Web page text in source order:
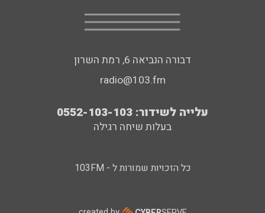
דבורה הנביאה 6, רמת השרון
radio@103.fm
עלייה לשידור: 0552-103-103
בעלות שיחה רגילה
כל הזכויות שמורות ל - 103FM